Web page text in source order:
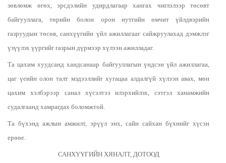
зөвлөмж өгөх, эрсдэлийн удирдлагаар хангах чиглэлээр төсөвт
байгууллага, төрийн болон орон нутгийн өмчит үйлдвэрийн
газруудын төсөв, санхүүгийн үйл ажиллагааг сайжруулахад дэмжлэг
үзүүлэх үүргийг газрын дүрмээр хүлээн ажилладаг.
Та цахим хуудсанд хандсанаар байгууллагын үндсэн үйл ажиллагаа,
цаг үеийн олон талт мэдээллийг хугацаа алдалгүй хүлээн авах, мөн
цахим хэлбэрээр санал хүсэлтээ илэрхийлэх, сэтгэл ханамжийн
судалгаанд хамрагдах боломжтой.
Та бүхэнд ажлын амжилт, эрүүл энх, сайн сайхан бүхнийг хүсэн
ерөөе.
САНХҮҮГИЙН ХЯНАЛТ, ДОТООД